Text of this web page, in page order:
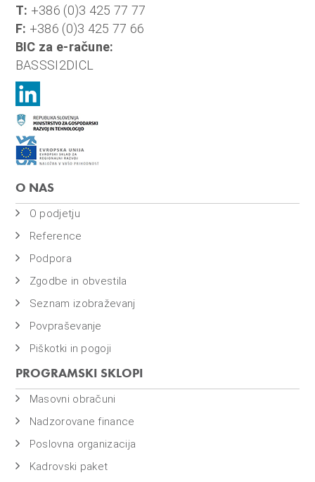
T: +386 (0)3 425 77 77
F: +386 (0)3 425 77 66
BIC za e-račune:
BASSSI2DICL
O NAS
O podjetju
Reference
Podpora
Zgodbe in obvestila
Seznam izobraževanj
Povpraševanje
Piškotki in pogoji
PROGRAMSKI SKLOPI
Masovni obračuni
Nadzorovane finance
Poslovna organizacija
Kadrovski paket